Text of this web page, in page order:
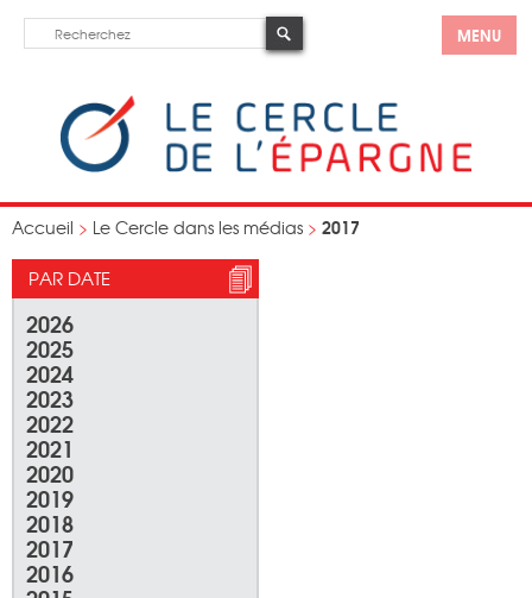
MENU
Accueil > Le Cercle dans les médias > 2017
PAR DATE
2026
2025
2024
2023
2022
2021
2020
2019
2018
2017
2016